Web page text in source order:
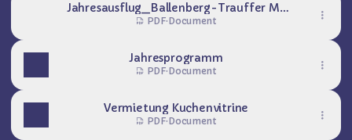
Jahresausflug_Ballenberg-Trauffer Mi,
09.09.2026 Anmeldung bis 15.08.
PDF·Document
Jahresprogramm
PDF·Document
Vermietung Kuchenvitrine
PDF·Document